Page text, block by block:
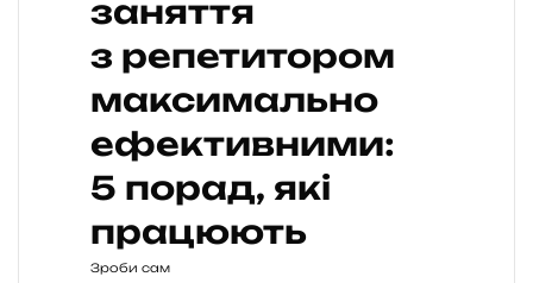
заняття
з репетитором
максимально
ефективними:
5 порад, які
працюють
Зроби сам